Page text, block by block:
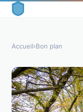
Accueil›Bon plan